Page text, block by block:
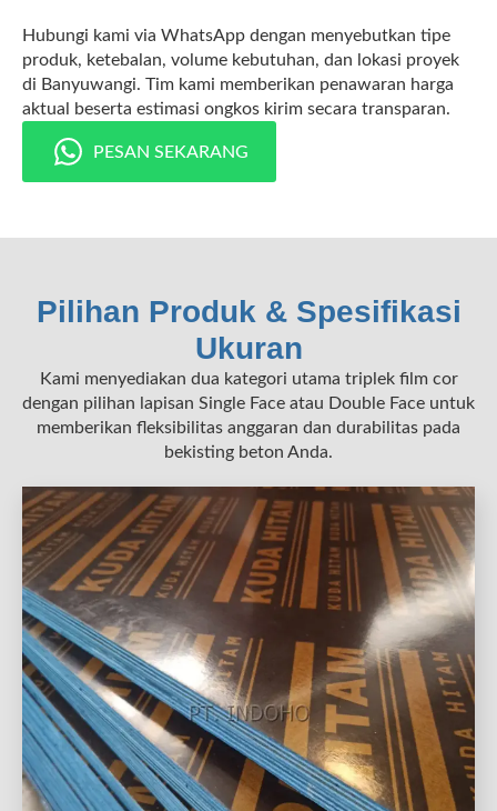
Hubungi kami via WhatsApp dengan menyebutkan tipe
produk, ketebalan, volume kebutuhan, dan lokasi proyek
di Banyuwangi. Tim kami memberikan penawaran harga
aktual beserta estimasi ongkos kirim secara transparan.
PESAN SEKARANG
Pilihan Produk & Spesifikasi
Ukuran
Kami menyediakan dua kategori utama triplek film cor
dengan pilihan lapisan Single Face atau Double Face untuk
memberikan fleksibilitas anggaran dan durabilitas pada
bekisting beton Anda.